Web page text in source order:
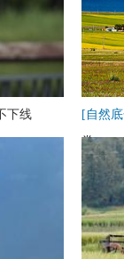
下线
[自然
卷